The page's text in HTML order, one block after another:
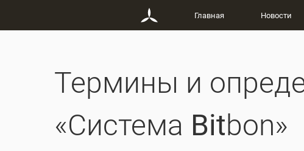
Главная Новости
Термины и
«Система Bitbon»